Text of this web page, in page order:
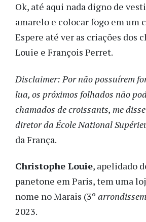
Ok, até aqui nada digno de
amarelo e colocar fogo em um
Espere até ver as criações dos
Louie e François Perret.
Disclaimer: Por não possuírem
lua, os próximos folhados não
chamados de croissants, me
diretor da École National
da França.
Christophe Louie, apelidado
panetone em Paris, tem uma
nome no Marais (3º
2023.